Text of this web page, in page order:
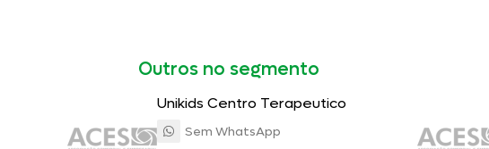
Outros no segmento
Unikids Centro Terapeutico
Sem WhatsApp